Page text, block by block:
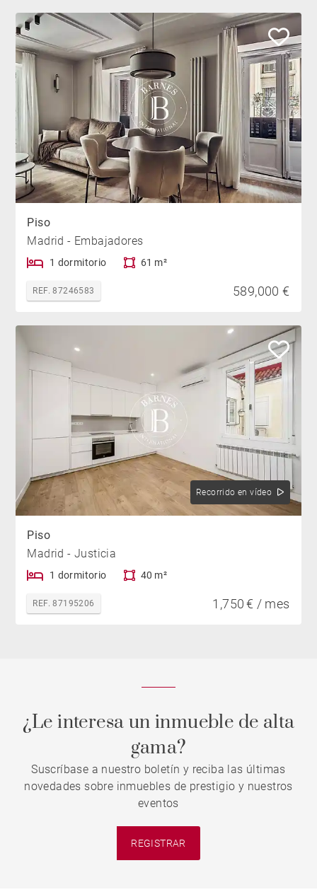
Piso
Madrid - Embajadores
1 dormitorio 61 m²
REF. 87246583 589,000 €
Recorrido en vídeo
Piso
Madrid - Justicia
1 dormitorio 40 m²
REF. 87195206 1,750 € / mes
¿Le interesa un inmueble de alta
gama?
Suscríbase a nuestro boletín y reciba las últimas
novedades sobre inmuebles de prestigio y nuestros
eventos
REGISTRAR